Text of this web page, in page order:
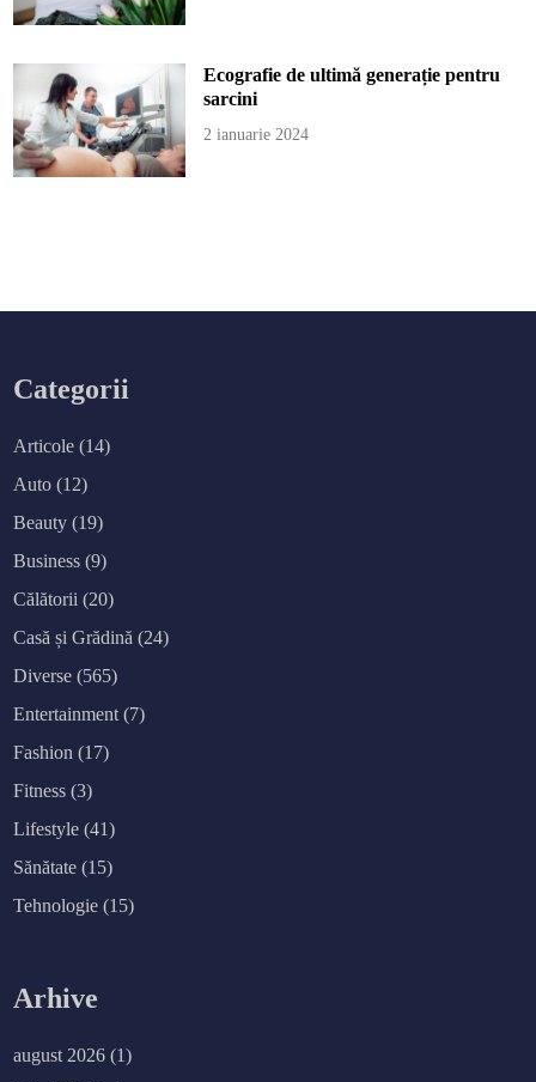
Ecografie de ultimă generație pentru
sarcini
2 ianuarie 2024
Categorii
Articole (14)
Auto (12)
Beauty (19)
Business (9)
Călătorii (20)
Casă și Grădină (24)
Diverse (565)
Entertainment (7)
Fashion (17)
Fitness (3)
Lifestyle (41)
Sănătate (15)
Tehnologie (15)
Arhive
august 2026 (1)